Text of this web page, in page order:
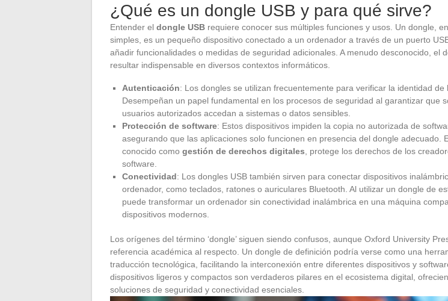
¿Qué es un dongle USB y para qué sirve?
Entender el dongle USB requiere conocer sus múltiples funciones y usos. Un dongle,
simples, es un pequeño dispositivo conectado a un ordenador a través de un puerto
añadir funcionalidades o medidas de seguridad adicionales. A menudo desconocido, el
resultar indispensable en diversos contextos informáticos.
Autenticación: Los dongles se utilizan frecuentemente para verificar la identidad de
Desempeñan un papel fundamental en los procesos de seguridad al garantizar que
usuarios autorizados accedan a sistemas o datos sensibles.
Protección de software: Estos dispositivos impiden la copia no autorizada de
asegurando que las aplicaciones solo funcionen en presencia del dongle adecuado.
conocido como gestión de derechos digitales , protege los derechos de los
software.
Conectividad: Los dongles USB también sirven para conectar dispositivos
ordenador, como teclados, ratones o auriculares Bluetooth. Al utilizar un dongle de
puede transformar un ordenador sin conectividad inalámbrica en una máquina
dispositivos modernos.
Los orígenes del término ‘dongle’ siguen siendo confusos, aunque Oxford University
referencia académica al respecto. Un dongle de definición podría verse como una
traducción tecnológica, facilitando la interconexión entre diferentes dispositivos y
dispositivos ligeros y compactos son verdaderos pilares en el ecosistema digital,
soluciones de seguridad y conectividad esenciales.